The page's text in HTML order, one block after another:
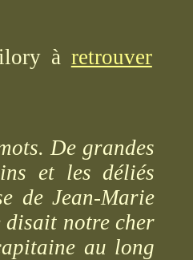
à retrouver
De grandes
et les déliés
de Jean-Marie
disait notre cher
au long